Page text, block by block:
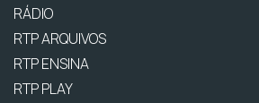
RÁDIO
RTP ARQUIVOS
RTP ENSINA
RTP PLAY